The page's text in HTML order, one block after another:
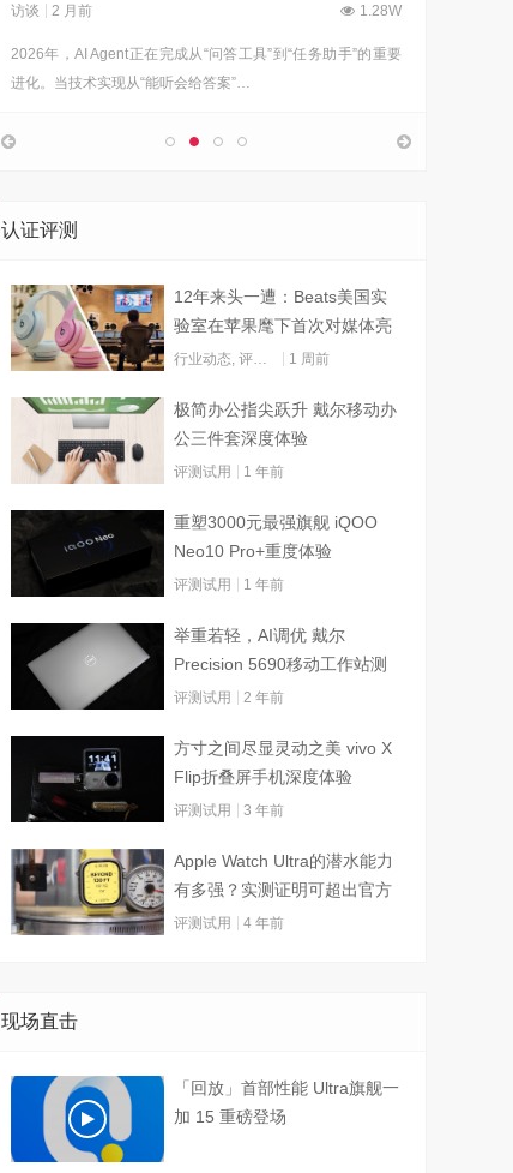
访谈 2 月前 1.28W
2026年，AI Agent正在完成从“问答工具”到“任务助手”的重要
进化。当技术实现从“能听会给答案”…
认证评测
12年来头一遭：Beats美国实
验室在苹果麾下首次对媒体亮
灯
行业动态 评测试用 1 周前
极简办公指尖跃升 戴尔移动办
公三件套深度体验
评测试用 1 年前
重塑3000元最强旗舰 iQOO
Neo10 Pro+重度体验
评测试用 1 年前
举重若轻，AI调优 戴尔
Precision 5690移动工作站测
试
评测试用 2 年前
方寸之间尽显灵动之美 vivo X
Flip折叠屏手机深度体验
评测试用 3 年前
Apple Watch Ultra的潜水能力
有多强？实测证明可超出官方
标称值
评测试用 4 年前
现场直击
「回放」首部性能 Ultra旗舰一
加 15 重磅登场